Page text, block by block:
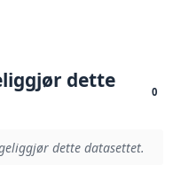
dette
0
dette datasettet.